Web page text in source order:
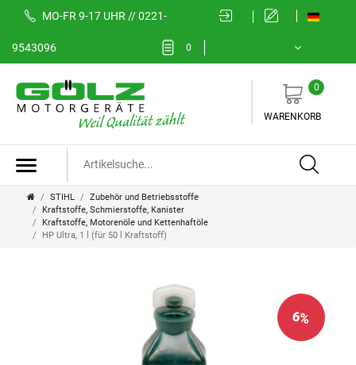
MO-FR 9-17 UHR // 0221-
9543096 0
0
WARENKORB
STIHL
Zubehör und Betriebsstoffe
Kraftstoffe, Schmierstoffe, Kanister
Kraftstoffe, Motorenöle und Kettenhaftöle
HP Ultra, 1 l (für 50 l Kraftstoff)
6%